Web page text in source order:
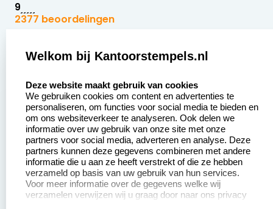
9
2377 beoordelingen
Zakelijk:
Aanvraag op maat
Betaling &
Verzending
Wederverkoper
worden
Sale
Klantenservice:
Contact opnemen
Veel gestelde vragen
Retourneren
Herroepingsrecht
Welkom bij Kantoorstempels.nl
Deze website maakt gebruik van cookies
We gebruiken cookies om content en advertenties te
personaliseren, om functies voor social media te bieden en
om ons websiteverkeer te analyseren. Ook delen we
informatie over uw gebruik van onze site met onze
partners voor social media, adverteren en analyse. Deze
partners kunnen deze gegevens combineren met andere
informatie die u aan ze heeft verstrekt of die ze hebben
verzameld op basis van uw gebruik van hun services.
Voor meer informatie over de gegevens welke wij
verzamelen verwijzen wij u graag door naar ons privacy